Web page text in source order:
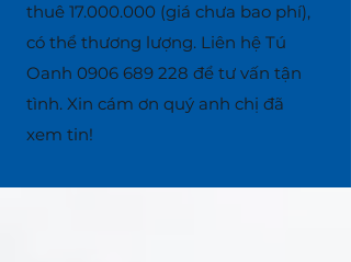
thuê 17.000.000 (giá chưa bao phí),
có thể thương lượng. Liên hệ Tú
Oanh 0906 689 228 để tư vấn tận
tình. Xin cám ơn quý anh chị đã
xem tin!